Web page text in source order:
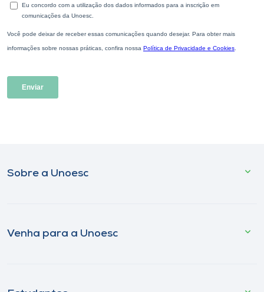
Sobre a Unoesc
Venha para a Unoesc